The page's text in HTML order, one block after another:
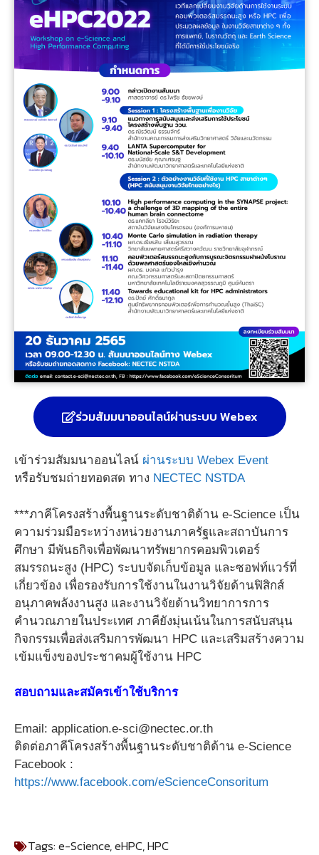
ร่วมสัมมนาออนไลน์ผ่านระบบ Webex
เข้าร่วมสัมมนาออนไลน์ ผ่านระบบ Webex Event
หรือรับชมถ่ายทอดสด ทาง NECTEC NSTDA
***ภาคีโครงสร้างพื้นฐานระดับชาติด้าน e-Science เป็น
ความร่วมมือระหว่างหน่วยงานภาครัฐและสถาบันการ
ศึกษา มีพันธกิจเพื่อพัฒนาทรัพยากรคอมพิวเตอร์
สมรรถนะสูง (HPC) ระบบจัดเก็บข้อมูล และซอฟท์แวร์ที่
เกี่ยวข้อง เพื่อรองรับการใช้งานในงานวิจัยด้านฟิสิกส์
อนุภาคพลังงานสูง และงานวิจัยด้านวิทยาการการ
คำนวณภายในประเทศ ภาคียังมุ่นเน้นในการสนับสนุน
กิจกรรมเพื่อส่งเสริมการพัฒนา HPC และเสริมสร้างความ
เข้มแข็งของประชาคมผู้ใช้งาน HPC
สอบถามและสมัครเข้าใช้บริการ
Email: application.e-sci@nectec.or.th
ติดต่อภาคีโครงสร้างพื้นฐานระดับชาติด้าน e-Science
Facebook :
https://www.facebook.com/eScienceConsoritum
Tags:e-Science,eHPC,HPC